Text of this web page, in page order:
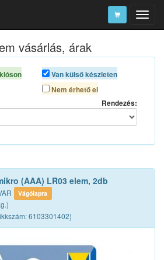
vásárlás, árak
Van külső készleten
Nem érhető el
Rendezés:
(AAA) LR03 elem, 2db
Vágólapra
6103301402)